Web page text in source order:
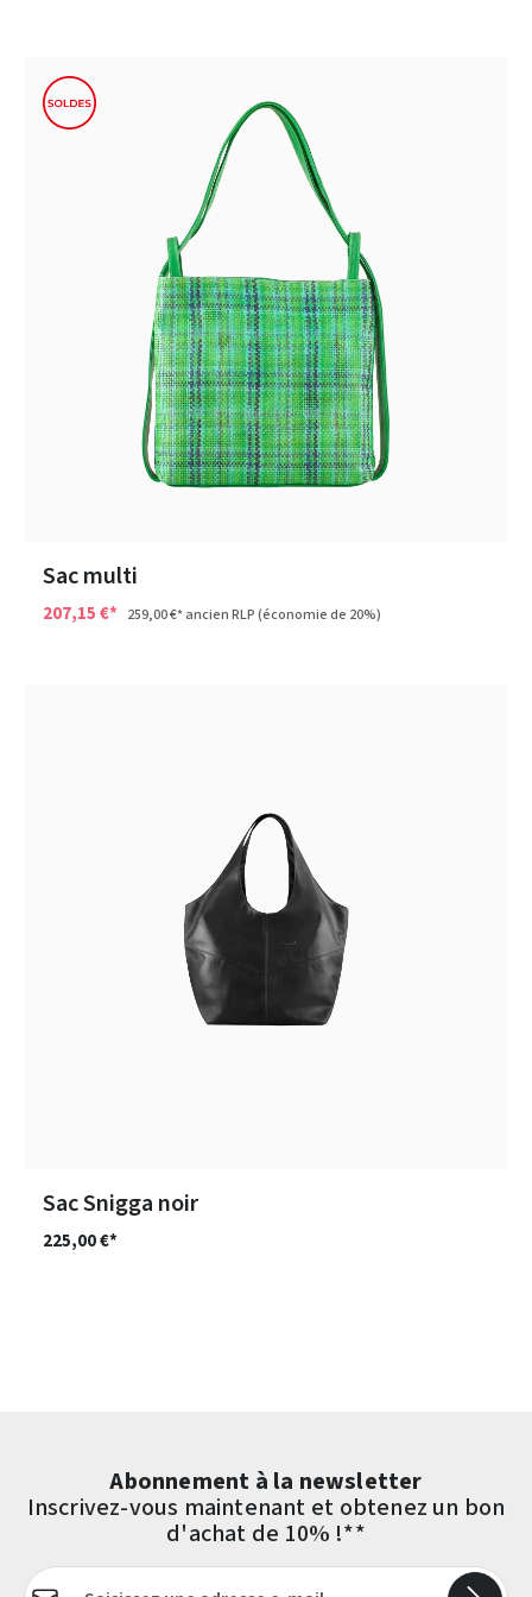
Sac multi
207,15 €* 259,00 €*ancien RLP(économie de 20%)
Sac Snigga noir
225,00 €*
Abonnement à la newsletter
Inscrivez-vous maintenant et obtenez un bon
d'achat de 10% !**
Adresse e-mail*